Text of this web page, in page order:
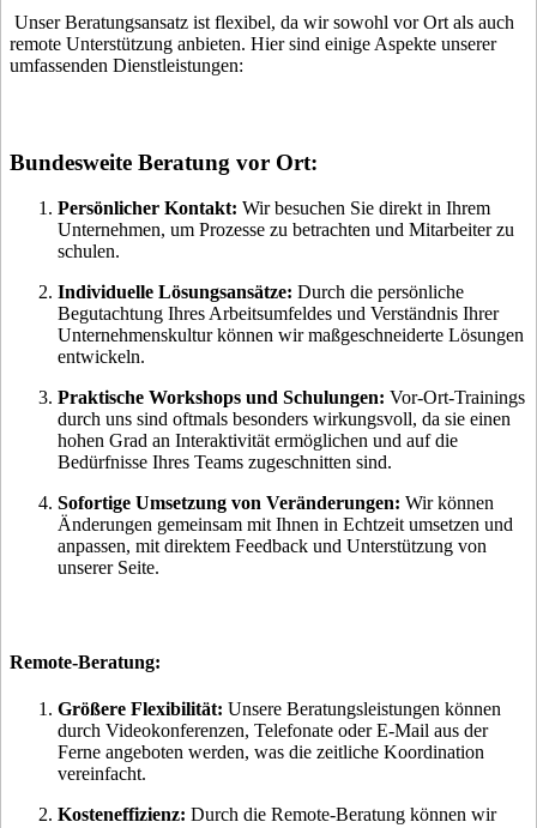
Unser Beratungsansatz ist flexibel, da wir sowohl vor Ort als auch
remote Unterstützung anbieten. Hier sind einige Aspekte unserer
umfassenden Dienstleistungen:
Bundesweite Beratung vor Ort:
Persönlicher Kontakt: Wir besuchen Sie direkt in Ihrem
Unternehmen, um Prozesse zu betrachten und Mitarbeiter zu
schulen.
Individuelle Lösungsansätze: Durch die persönliche
Begutachtung Ihres Arbeitsumfeldes und Verständnis Ihrer
Unternehmenskultur können wir maßgeschneiderte Lösungen
entwickeln.
Praktische Workshops und Schulungen: Vor-Ort-Trainings
durch uns sind oftmals besonders wirkungsvoll, da sie einen
hohen Grad an Interaktivität ermöglichen und auf die
Bedürfnisse Ihres Teams zugeschnitten sind.
Sofortige Umsetzung von Veränderungen: Wir können
Änderungen gemeinsam mit Ihnen in Echtzeit umsetzen und
anpassen, mit direktem Feedback und Unterstützung von
unserer Seite.
Remote-Beratung:
Größere Flexibilität: Unsere Beratungsleistungen können
durch Videokonferenzen, Telefonate oder E-Mail aus der
Ferne angeboten werden, was die zeitliche Koordination
vereinfacht.
Kosteneffizienz: Durch die Remote-Beratung können wir